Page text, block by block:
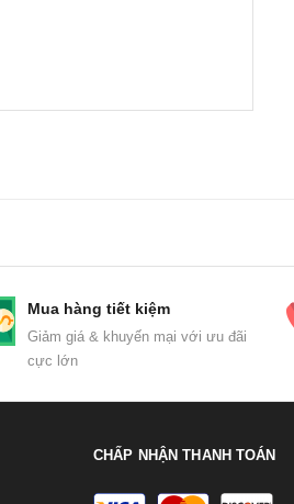
Mua hàng tiết kiệm
Giảm giá & khuyến mại với ưu đãi
cực lớn
CHẤP NHẬN THANH TOÁN